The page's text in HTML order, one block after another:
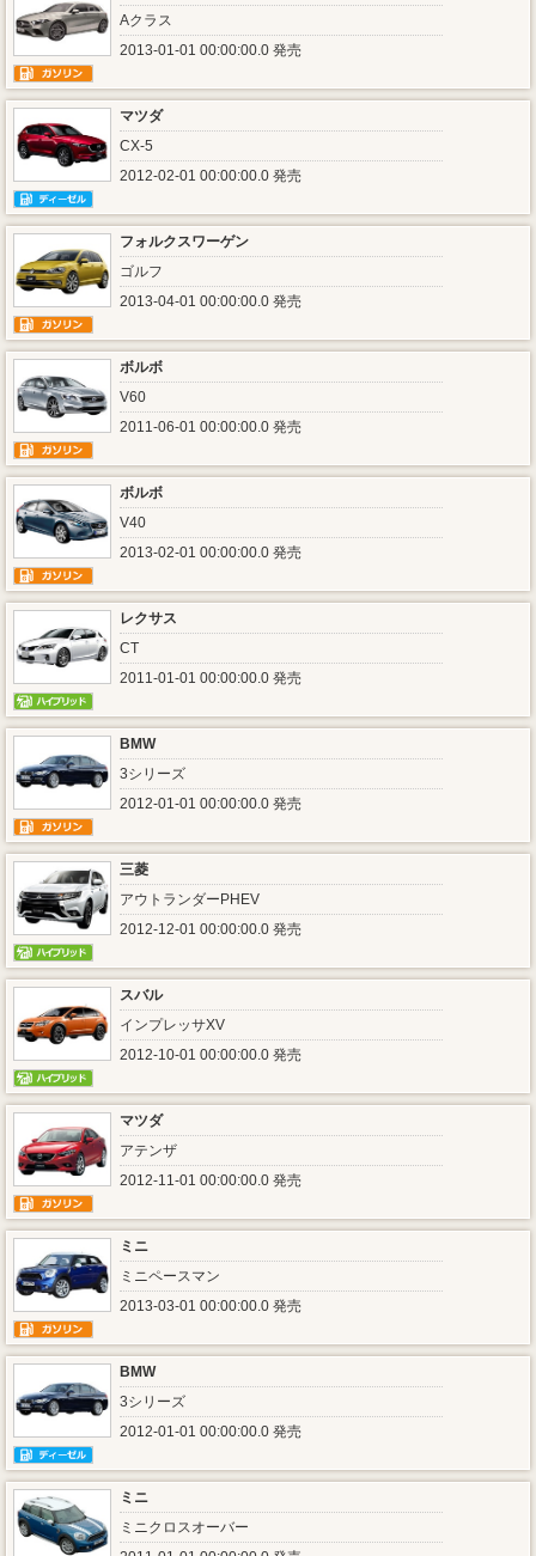
Aクラス
2013-01-01 00:00:00.0 発売
マツダ
CX-5
2012-02-01 00:00:00.0 発売
フォルクスワーゲン
ゴルフ
2013-04-01 00:00:00.0 発売
ボルボ
V60
2011-06-01 00:00:00.0 発売
ボルボ
V40
2013-02-01 00:00:00.0 発売
レクサス
CT
2011-01-01 00:00:00.0 発売
BMW
3シリーズ
2012-01-01 00:00:00.0 発売
三菱
アウトランダーPHEV
2012-12-01 00:00:00.0 発売
スバル
インプレッサXV
2012-10-01 00:00:00.0 発売
マツダ
アテンザ
2012-11-01 00:00:00.0 発売
ミニ
ミニペースマン
2013-03-01 00:00:00.0 発売
BMW
3シリーズ
2012-01-01 00:00:00.0 発売
ミニ
ミニクロスオーバー